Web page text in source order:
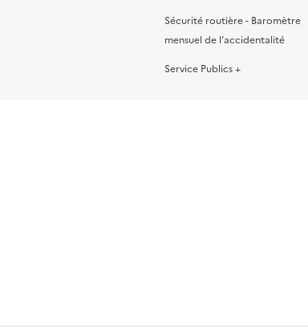
Sécurité routière - Baromètre
mensuel de l’accidentalité
Service Publics +